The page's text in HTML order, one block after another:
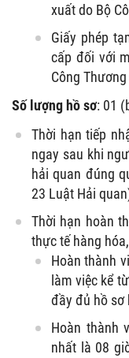
xuất do Bộ
Giấy phép
cấp đối với
Công
Số lượng hồ sơ: 01
Thời hạn tiếp
ngay sau khi
hải quan đúng
23 Luật Hải
Thời hạn hoàn
thực tế hàng
Hoàn thành
làm việc kể
đầy đủ hồ sơ
Hoàn thành
nhất là 08